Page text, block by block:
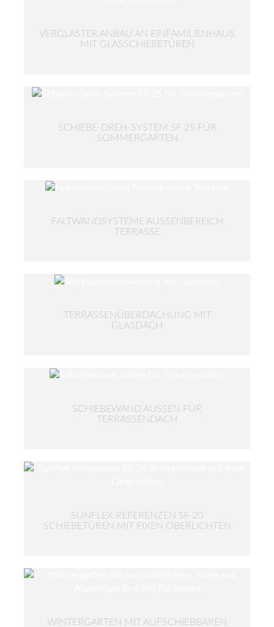
VERGLASTER ANBAU AN EINFAMILIENHAUS
MIT GLASSCHIEBETÜREN
SCHIEBE-DREH-SYSTEM SF 25 FÜR
SOMMERGARTEN
FALTWANDSYSTEME AUSSENBEREICH T
ERRASSE
TERRASSENÜBERDACHUNG MIT
GLASDACH
SCHIEBEWAND AUSSEN FÜR T
ERRASSENDACH
SUNFLEX REFERENZEN SF 20
SCHIEBETÜREN MIT FIXEN OBERLICHTEN
WINTERGARTEN MIT AUFSCHIEBBAREN